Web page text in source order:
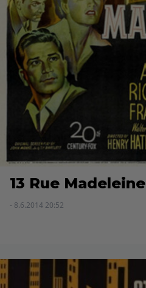
13 Rue Madeleine
- 8.6.2014 20:52